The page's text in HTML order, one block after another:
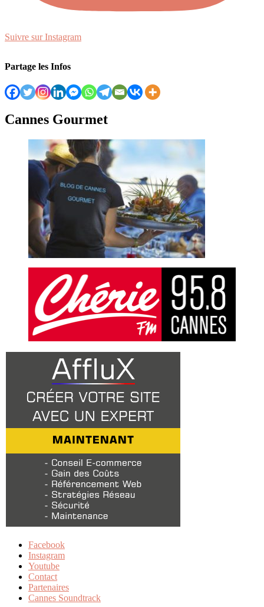
Suivre sur Instagram
Partage les Infos
Cannes Gourmet
Facebook
Instagram
Youtube
Contact
Partenaires
Cannes Soundtrack